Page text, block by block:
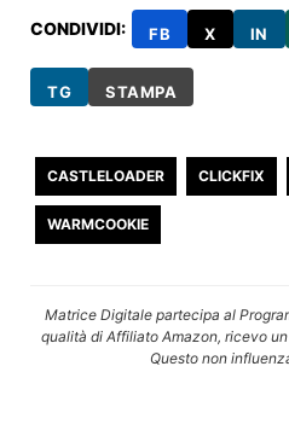
CONDIVIDI: FB X IN
TG STAMPA
CASTLELOADER CLICKFIX
WARMCOOKIE
Matrice Digitale partecipa al
qualità di Affiliato Amazon, ricevo
Questo non